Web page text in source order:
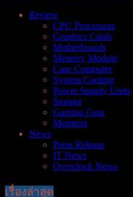
Review
CPU Processors
Graphics Cards
Motherboards
Memory Module
Case Computer
System Cooling
Power Supply Units
Storage
Gaming Gear
Monitors
News
Press Release
IT News
Overclock News
เรื่องล่าสุด